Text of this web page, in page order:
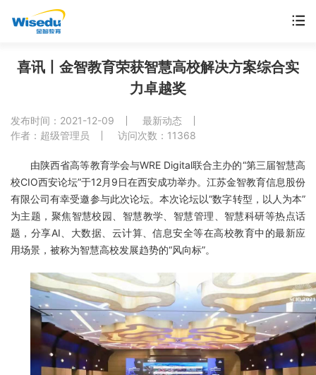
首页
产品服务
解决方案
案例中心
市场动态
支持与服务
关于金智
联系我们
金智教育研究院
喜讯丨金智教育荣获智慧高校解决方案综合实
力卓越奖
发布时间：2021-12-09
最新动态
作者：超级管理员
访问次数：11368
由陕西省高等教育学会与WRE Digital联合主办的“第三届智慧高
校CIO西安论坛”于12月9日在西安成功举办。江苏金智教育信息股份
有限公司有幸受邀参与此次论坛。本次论坛以“数字转型，以人为本”
为主题，聚焦智慧校园、智慧教学、智慧管理、智慧科研等热点话
题，分享AI、大数据、云计算、信息安全等在高校教育中的最新应
用场景，被称为智慧高校发展趋势的“风向标”。